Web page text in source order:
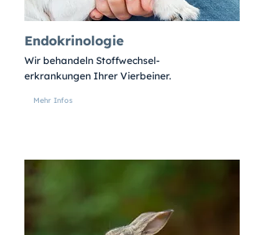
Endokrinologie
Wir behandeln Stoffwechsel-
erkrankungen Ihrer Vierbeiner.
Mehr Infos